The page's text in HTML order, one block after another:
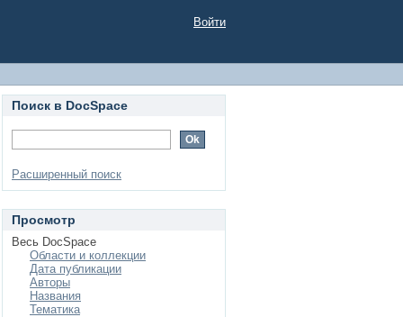
Войти
Поиск в DocSpace
Расширенный поиск
Просмотр
Весь DocSpace
Области и коллекции
Дата публикации
Авторы
Названия
Тематика